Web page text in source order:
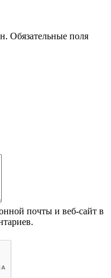
Обязательные поля
почты и веб-сайт в